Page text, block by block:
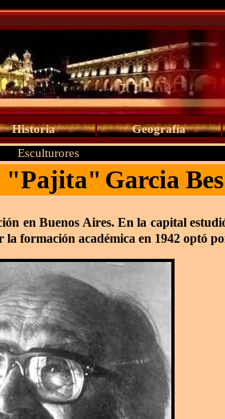
Historia Geografía
Esculturores
"Pajita" Garcia Bes
en Buenos Aires. En la capital
formación académica en 1942 optó